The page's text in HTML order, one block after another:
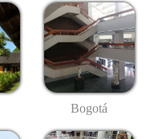
Bogotá